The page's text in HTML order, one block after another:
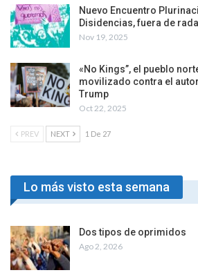
Nuevo Encuentro
Disidencias, fuera de
Nov 19, 2025
«No Kings”, el pueblo
movilizado contra el
Trump
Oct 22, 2025
PREV NEXT 1 De 27
Lo más visto esta semana
Dos tipos de oprimidos
Ago 2, 2026